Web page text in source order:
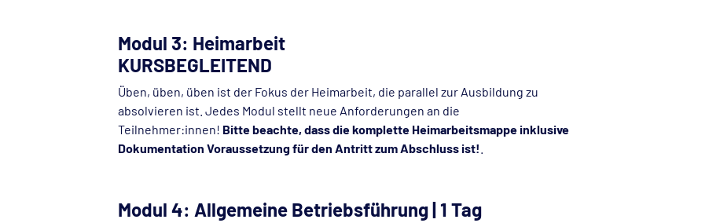
Modul 3: Heimarbeit
KURSBEGLEITEND
Üben, üben, üben ist der Fokus der Heimarbeit, die parallel zur Ausbildung zu
absolvieren ist. Jedes Modul stellt neue Anforderungen an die
Teilnehmer:innen! Bitte beachte, dass die komplette Heimarbeitsmappe inklusive
Dokumentation Voraussetzung für den Antritt zum Abschluss ist!
Modul 4: Allgemeine Betriebsführung | 1 Tag